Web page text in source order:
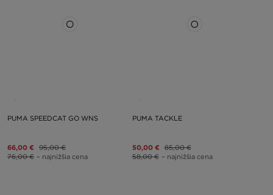
PUMA SPEEDCAT GO WNS
66,00 € 95,00 €
76,00 € – najnižšia cena
PUMA TACKLE
50,00 € 85,00 €
58,00 € – najnižšia cena